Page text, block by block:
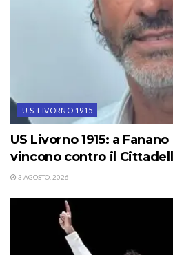
U.S. LIVORNO 1915
US Livorno 1915: a
vincono contro il
3 AGOSTO, 2026